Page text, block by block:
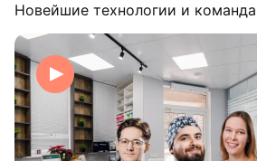
Новейшие технологии и